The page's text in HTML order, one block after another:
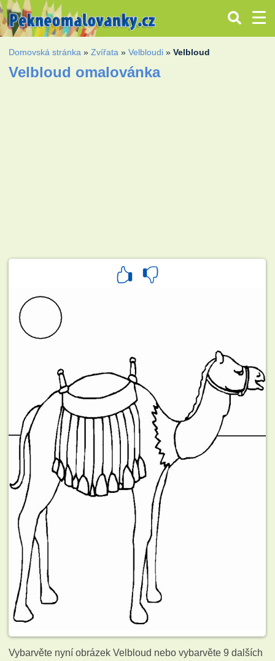
Domovská stránka »Zvířata »Velbloudi »Velbloud
Velbloud omalovánka
Vybarvěte nyní obrázek Velbloud nebo vybarvěte 9 dalších